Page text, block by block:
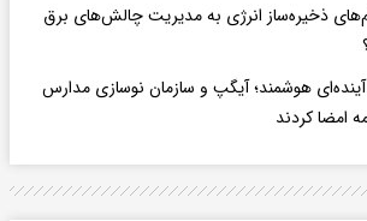
ذخیره‌ساز انرژی به مدیریت چالش‌های برق
هوشمند؛ آیگپ و سازمان نوسازی مدارس
امضا کردند